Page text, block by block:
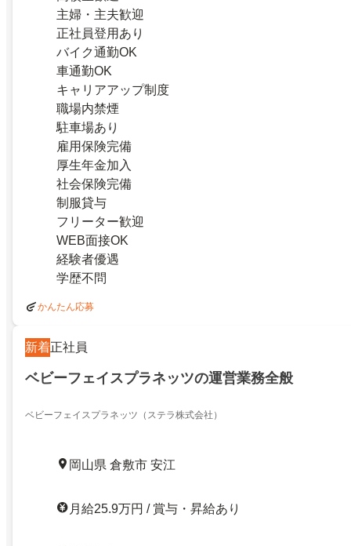
主婦・主夫歓迎
正社員登用あり
バイク通勤OK
車通勤OK
キャリアアップ制度
職場内禁煙
駐車場あり
雇用保険完備
厚生年金加入
社会保険完備
制服貸与
フリーター歓迎
WEB面接OK
経験者優遇
学歴不問
かんたん応募
新着正社員
ベビーフェイスプラネッツの運営業務全般
ベビーフェイスプラネッツ（ステラ株式会社）
岡山県 倉敷市 安江
月給25.9万円 / 賞与・昇給あり